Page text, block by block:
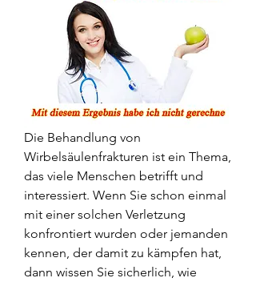
Die Behandlung von
Wirbelsäulenfrakturen ist ein Thema,
das viele Menschen betrifft und
interessiert. Wenn Sie schon einmal
mit einer solchen Verletzung
konfrontiert wurden oder jemanden
kennen, der damit zu kämpfen hat,
dann wissen Sie sicherlich, wie